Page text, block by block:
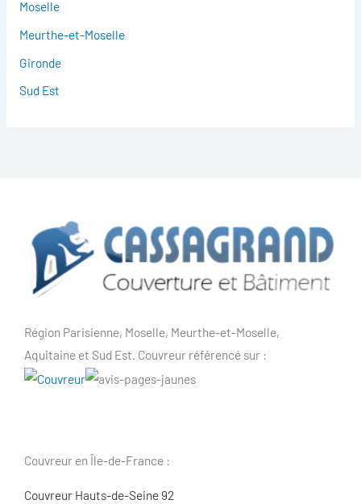
Moselle
Meurthe-et-Moselle
Gironde
Sud Est
Région Parisienne, Moselle, Meurthe-et-Moselle,
Aquitaine et Sud Est. Couvreur référencé sur :
Couvreur en Île-de-France :
Couvreur Hauts-de-Seine 92